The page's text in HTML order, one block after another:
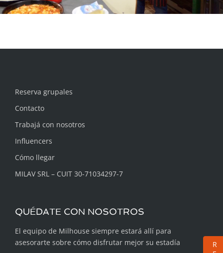
Reserva grupales
Contacto
Trabajá con nosotros
Influencers
Cómo llegar
MILAV SRL – CUIT 30-71034297-7
QUÉDATE CON NOSOTROS
El equipo de Milhouse siempre estará allí para
asesorarte sobre cómo disfrutar mejor su estadía